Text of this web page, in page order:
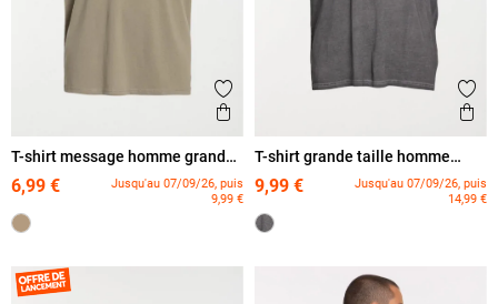
Ajouter aux favoris
Aperçu rapide
T-shirt message homme grande
6,99 €
Jusqu'au 07/09/26, puis
9,99 €
T-shirt grande taille homme
9,99 €
Jusqu'au 07/09/26, puis
14,99 €